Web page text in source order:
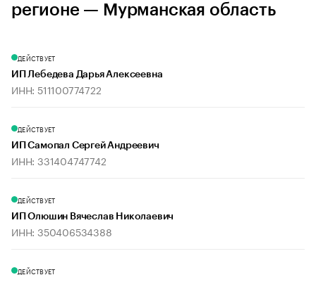
регионе — Мурманская область
ДЕЙСТВУЕТ
ИП Лебедева Дарья Алексеевна
ИНН: 511100774722
ДЕЙСТВУЕТ
ИП Самопал Сергей Андреевич
ИНН: 331404747742
ДЕЙСТВУЕТ
ИП Олюшин Вячеслав Николаевич
ИНН: 350406534388
ДЕЙСТВУЕТ